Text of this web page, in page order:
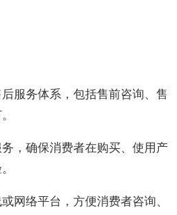
服务体系，包括售前咨询、售
，确保消费者在购买、使用产
网络平台，方便消费者咨询、